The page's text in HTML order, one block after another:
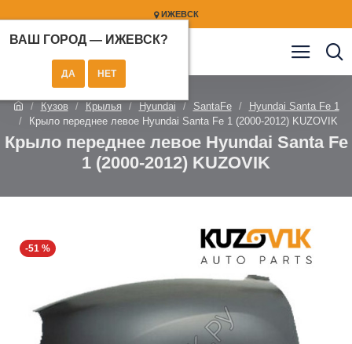
ИЖЕВСК
ВАШ ГОРОД — ИЖЕВСК?
Кузов Крылья Hyundai SantaFe
Hyundai Santa Fe 1
Крыло переднее левое Hyundai Santa Fe 1 (2000-2012) KUZOVIK
Крыло переднее левое Hyundai Santa Fe
1 (2000-2012) KUZOVIK
-51 %